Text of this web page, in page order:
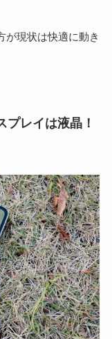
が現状は快適に動き
レイは液晶！